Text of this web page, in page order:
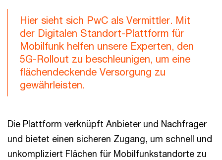
Hier sieht sich PwC als Vermittler. Mit
der Digitalen Standort-Plattform für
Mobilfunk helfen unsere Experten, den
5G-Rollout zu beschleunigen, um eine
flächendeckende Versorgung zu
gewährleisten.
Die Plattform verknüpft Anbieter und Nachfrager
und bietet einen sicheren Zugang, um schnell und
unkompliziert Flächen für Mobilfunkstandorte zu